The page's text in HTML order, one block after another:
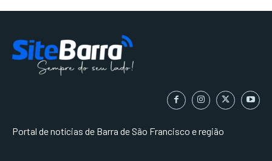
Portal de notícias de Barra de São Francisco e região